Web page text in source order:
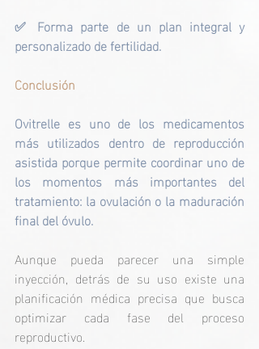
✅ Forma parte de un plan integral y
personalizado de fertilidad.
Conclusión
Ovitrelle es uno de los medicamentos
más utilizados dentro de reproducción
asistida porque permite coordinar uno de
los momentos más importantes del
tratamiento: la ovulación o la maduración
final del óvulo.
Aunque pueda parecer una simple
inyección, detrás de su uso existe una
planificación médica precisa que busca
optimizar cada fase del proceso
reproductivo.